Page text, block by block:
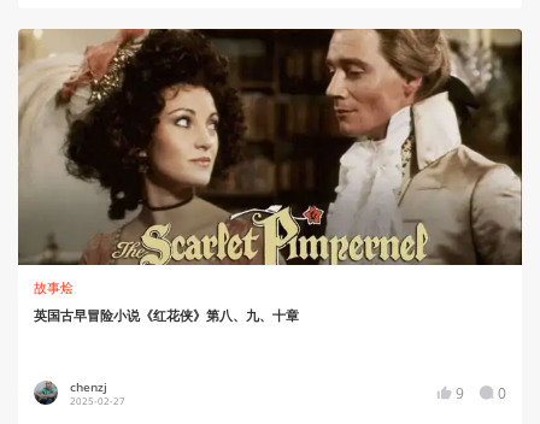
故事烩
英国古早冒险小说《红花侠》第八、九、十章
chenzj
2025-02-27 9 0